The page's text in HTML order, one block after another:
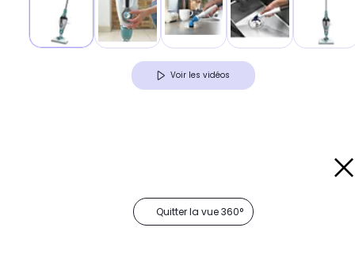
Voir les vidéos
Quitter la vue 360°